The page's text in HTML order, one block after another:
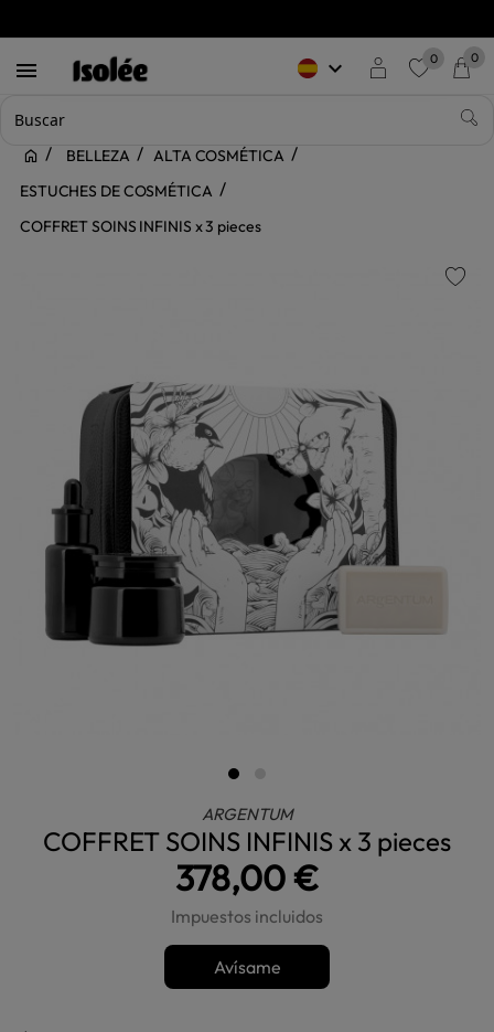
 keyboard_arrow_down 0 0
BELLEZA
ALTA COSMÉTICA
ESTUCHES DE COSMÉTICA
COFFRET SOINS INFINIS x 3 pieces
ARGENTUM
COFFRET SOINS INFINIS x 3 pieces
378,00 €
Impuestos incluidos
Avísame